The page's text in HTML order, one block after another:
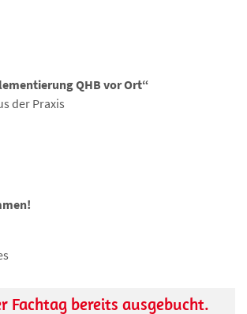
QHB vor Ort“
der Praxis
Fachtag bereits ausgebucht.